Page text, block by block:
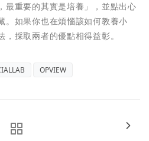
最重要的其實是培養」，並點出心
。如果你也在煩惱該如何教養小
採取兩者的優點相得益彰。
OPVIEW